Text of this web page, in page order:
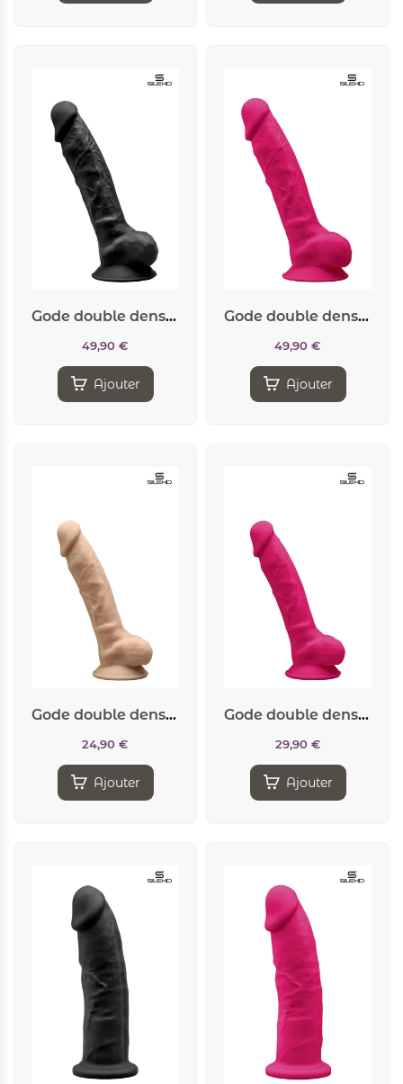
Gode double densité noir 23 cm – Modèle 1
49,90 €
Ajouter
Gode double densité rose 23 cm – Modèle 1
49,90 €
Ajouter
Gode double densité chair 17,5 cm – Modèle 1
24,90 €
Ajouter
Gode double densité rose 17,5 cm – Modèle 1
29,90 €
Ajouter